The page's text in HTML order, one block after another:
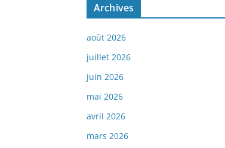
Archives
août 2026
juillet 2026
juin 2026
mai 2026
avril 2026
mars 2026